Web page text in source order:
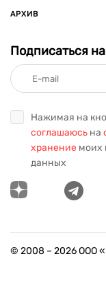
АРХИВ
Подписаться
Нажимая на
соглашаюсь на
хранение моих
данных
© 2008 – 2026ООО